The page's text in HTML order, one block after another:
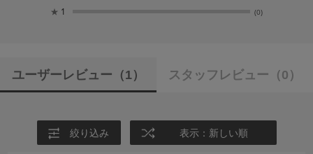
★ 1 (0)
ユーザーレビュー （1） スタッフレビュー （0）
絞り込み 表示：新しい順